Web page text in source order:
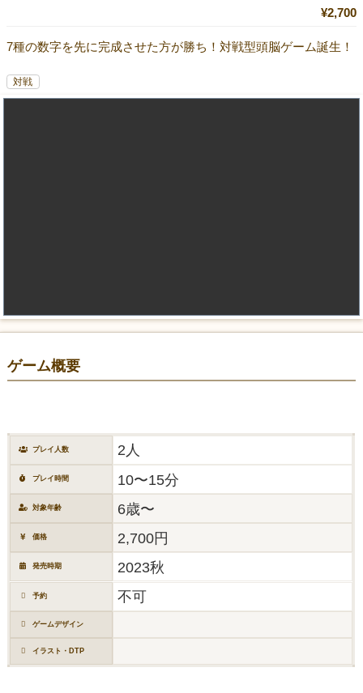
¥2,700
7種の数字を先に完成させた方が勝ち！対戦型頭脳ゲーム誕生！
対戦
ゲーム概要
プレイ人数 2人
プレイ時間 10〜15分
対象年齢 6歳〜
価格 2,700円
発売時期 2023秋
予約 不可
ゲームデザイン
イラスト・DTP